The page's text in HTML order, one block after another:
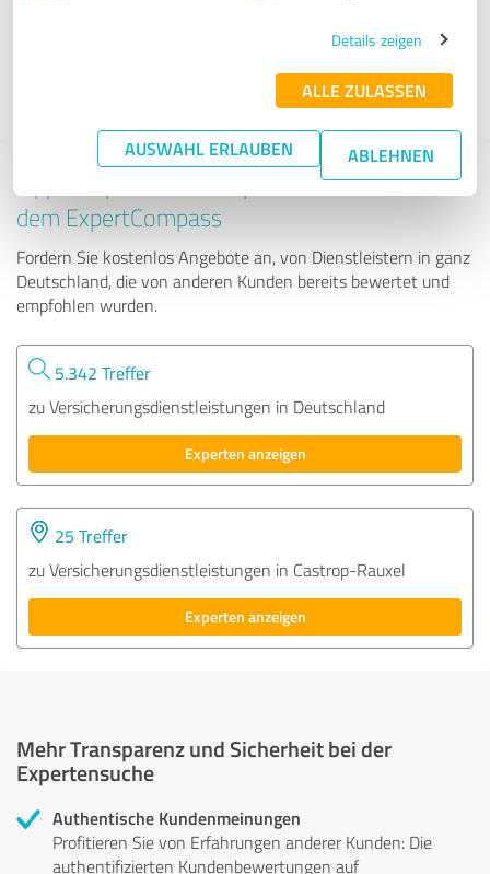
Details zeigen
ALLE ZULASSEN
AUSWAHL ERLAUBEN ABLEHNEN
Tipp: Die passenden Experten finden - mit
dem ExpertCompass
Fordern Sie kostenlos Angebote an, von Dienstleistern in ganz
Deutschland, die von anderen Kunden bereits bewertet und
empfohlen wurden.
5.342 Treffer
zu Versicherungsdienstleistungen in Deutschland
Experten anzeigen
25 Treffer
zu Versicherungsdienstleistungen in Castrop-Rauxel
Experten anzeigen
Mehr Transparenz und Sicherheit bei der
Expertensuche
Authentische Kundenmeinungen
Profitieren Sie von Erfahrungen anderer Kunden: Die
authentifizierten Kundenbewertungen auf